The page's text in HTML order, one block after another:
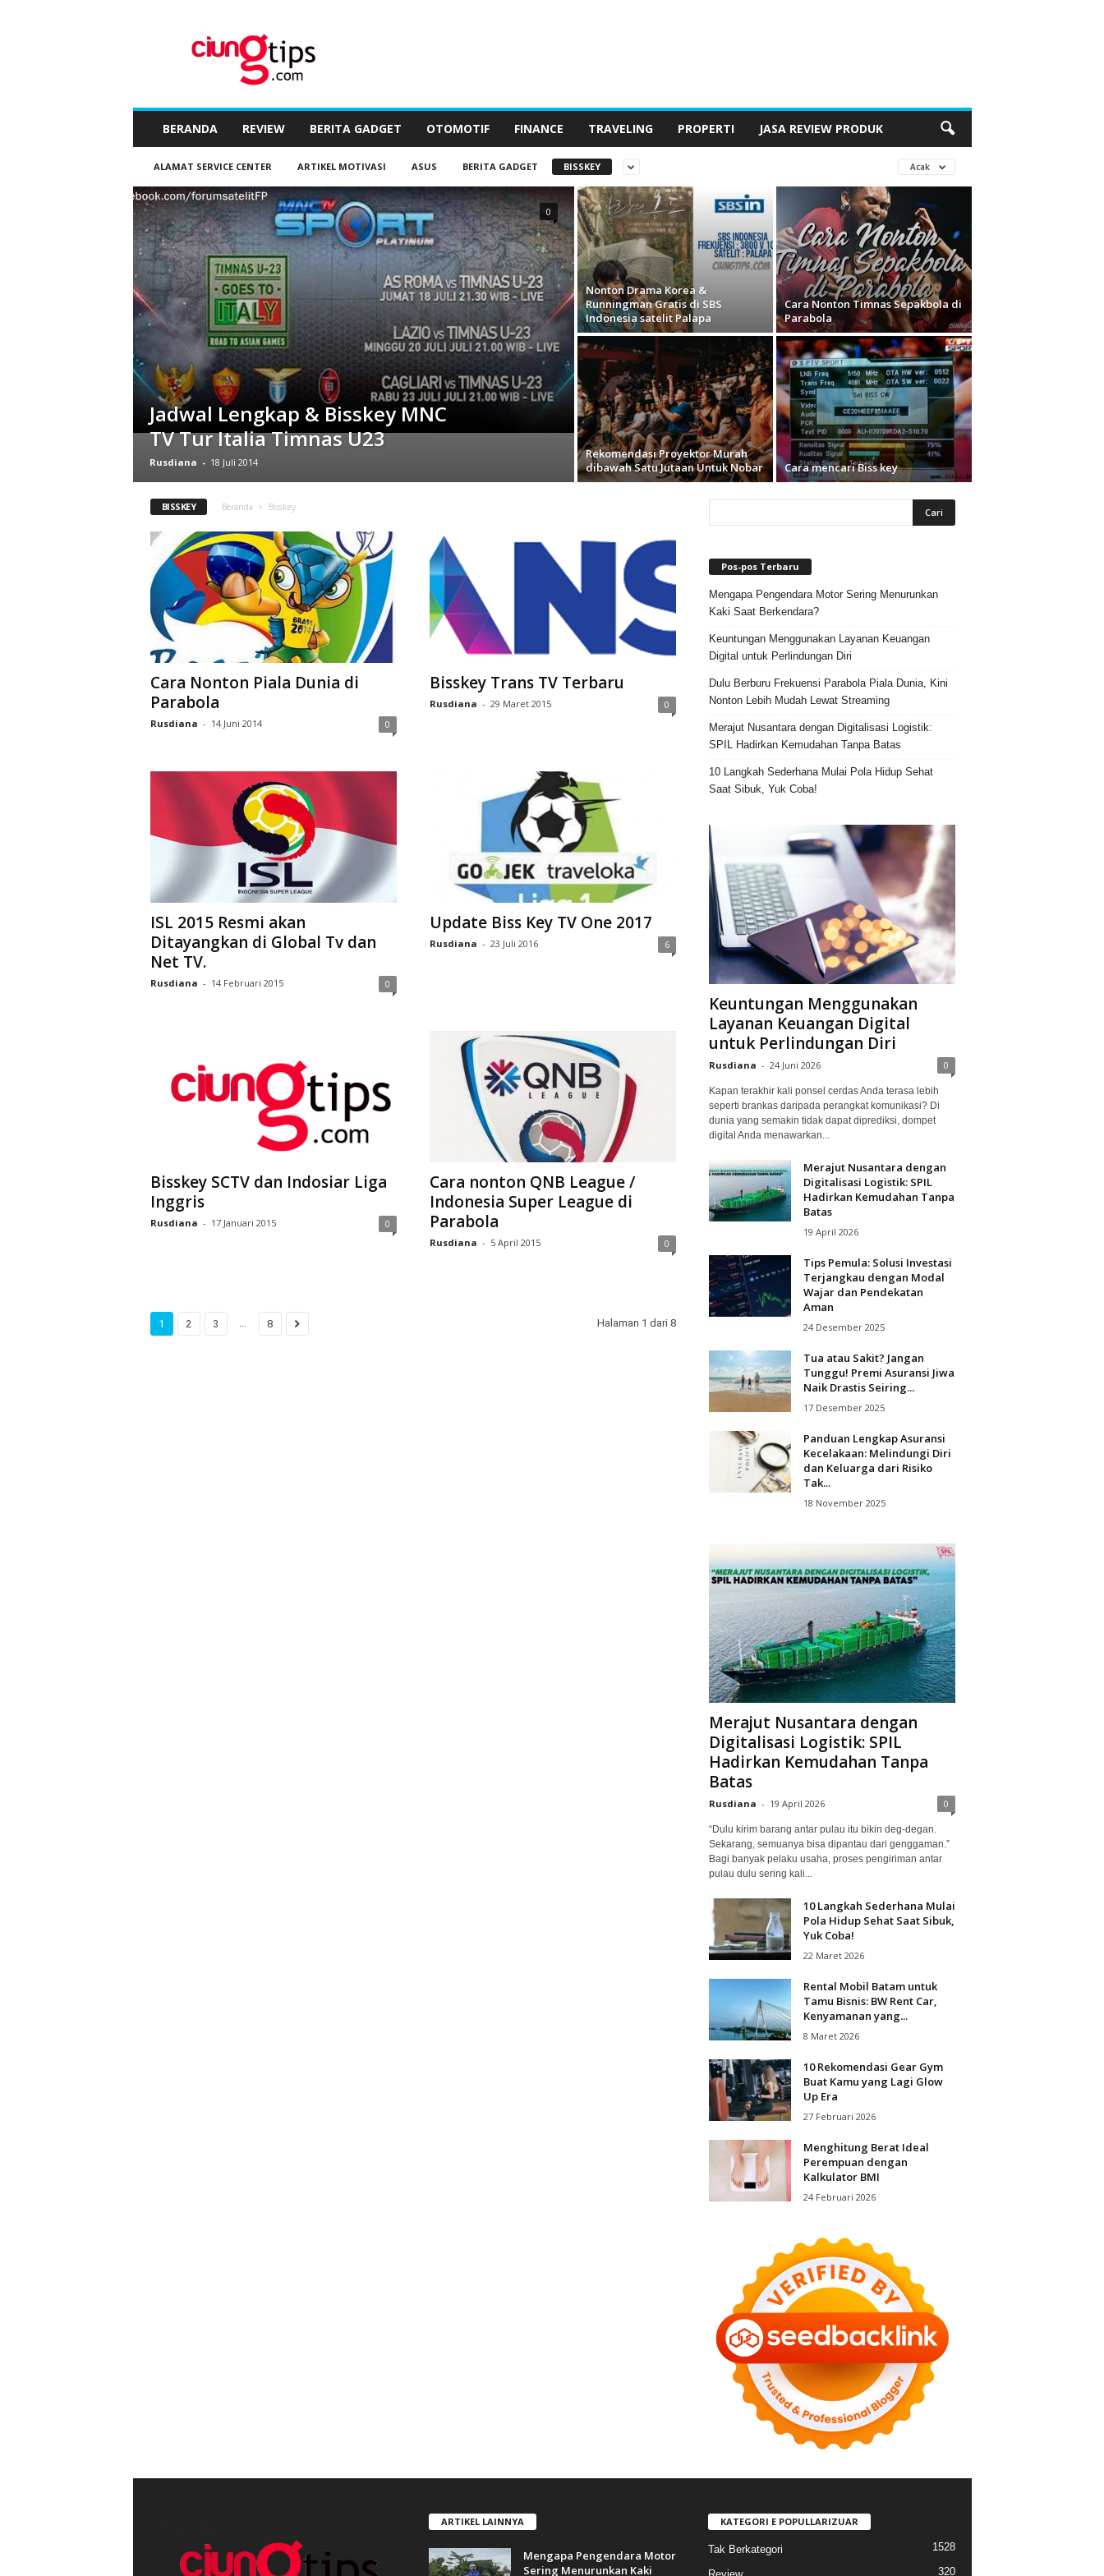
BERANDA REVIEW BERITA GADGET OTOMOTIF FINANCE TRAVELING PROPERTI JASA REVIEW PRODUK
ALAMAT SERVICE CENTER ARTIKEL MOTIVASI ASUS BERITA GADGET BISSKEY Acak
Jadwal Lengkap & Bisskey MNC
TV Tur Italia Timnas U23
Rusdiana - 18 Juli 2014
0
Nonton Drama Korea &
Runningman Gratis di SBS
Indonesia satelit Palapa
Cara Nonton Timnas Sepakbola di
Parabola
Rekomendasi Proyektor Murah
dibawah Satu Jutaan Untuk Nobar
Cara mencari Biss key
BISSKEY Beranda Bisskey
Cara Nonton Piala Dunia di
Parabola
Rusdiana - 14 Juni 2014 0
Bisskey Trans TV Terbaru
Rusdiana - 29 Maret 2015 0
ISL 2015 Resmi akan
Ditayangkan di Global Tv dan
Net TV.
Rusdiana - 14 Februari 2015 0
Update Biss Key TV One 2017
Rusdiana - 23 Juli 2016 6
Bisskey SCTV dan Indosiar Liga
Inggris
Rusdiana - 17 Januari 2015 0
Cara nonton QNB League /
Indonesia Super League di
Parabola
Rusdiana - 5 April 2015 0
1 2 3 ... 8 Halaman 1 dari 8
Pos-pos Terbaru
Mengapa Pengendara Motor Sering Menurunkan
Kaki Saat Berkendara?
Keuntungan Menggunakan Layanan Keuangan
Digital untuk Perlindungan Diri
Dulu Berburu Frekuensi Parabola Piala Dunia, Kini
Nonton Lebih Mudah Lewat Streaming
Merajut Nusantara dengan Digitalisasi Logistik:
SPIL Hadirkan Kemudahan Tanpa Batas
10 Langkah Sederhana Mulai Pola Hidup Sehat
Saat Sibuk, Yuk Coba!
Keuntungan Menggunakan
Layanan Keuangan Digital
untuk Perlindungan Diri
Rusdiana - 24 Juni 2026 0
Kapan terakhir kali ponsel cerdas Anda terasa lebih
seperti brankas daripada perangkat komunikasi? Di
dunia yang semakin tidak dapat diprediksi, dompet
digital Anda menawarkan...
Merajut Nusantara dengan
Digitalisasi Logistik: SPIL
Hadirkan Kemudahan Tanpa
Batas
19 April 2026
Tips Pemula: Solusi Investasi
Terjangkau dengan Modal
Wajar dan Pendekatan
Aman
24 Desember 2025
Tua atau Sakit? Jangan
Tunggu! Premi Asuransi Jiwa
Naik Drastis Seiring...
17 Desember 2025
Panduan Lengkap Asuransi
Kecelakaan: Melindungi Diri
dan Keluarga dari Risiko
Tak...
18 November 2025
Merajut Nusantara dengan
Digitalisasi Logistik: SPIL
Hadirkan Kemudahan Tanpa
Batas
Rusdiana - 19 April 2026 0
“Dulu kirim barang antar pulau itu bikin deg-degan.
Sekarang, semuanya bisa dipantau dari genggaman.”
Bagi banyak pelaku usaha, proses pengiriman antar
pulau dulu sering kali...
10 Langkah Sederhana Mulai
Pola Hidup Sehat Saat Sibuk,
Yuk Coba!
22 Maret 2026
Rental Mobil Batam untuk
Tamu Bisnis: BW Rent Car,
Kenyamanan yang...
8 Maret 2026
10 Rekomendasi Gear Gym
Buat Kamu yang Lagi Glow
Up Era
27 Februari 2026
Menghitung Berat Ideal
Perempuan dengan
Kalkulator BMI
24 Februari 2026
ARTIKEL LAINNYA
Mengapa Pengendara Motor
Sering Menurunkan Kaki
KATEGORI E POPULLARIZUAR
Tak Berkategori 1528
320